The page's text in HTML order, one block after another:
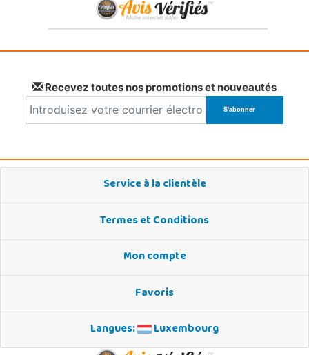
Recevez toutes nos promotions et nouveautés
Service à la clientèle
Termes et Conditions
Mon compte
Favoris
Langues:
Luxembourg